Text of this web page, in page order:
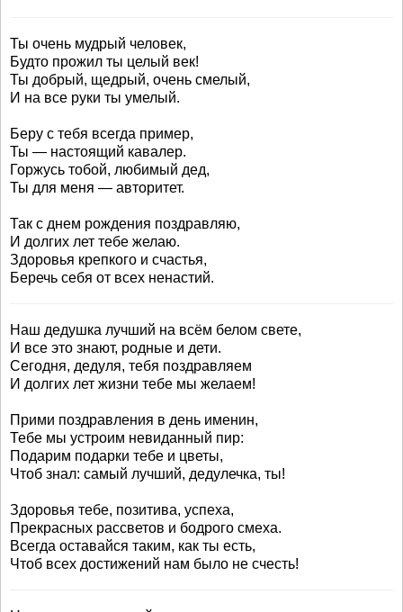
Ты очень мудрый человек,
Будто прожил ты целый век!
Ты добрый, щедрый, очень смелый,
И на все руки ты умелый.
Беру с тебя всегда пример,
Ты — настоящий кавалер.
Горжусь тобой, любимый дед,
Ты для меня — авторитет.
Так с днем рождения поздравляю,
И долгих лет тебе желаю.
Здоровья крепкого и счастья,
Беречь себя от всех ненастий.
Наш дедушка лучший на всём белом свете,
И все это знают, родные и дети.
Сегодня, дедуля, тебя поздравляем
И долгих лет жизни тебе мы желаем!
Прими поздравления в день именин,
Тебе мы устроим невиданный пир:
Подарим подарки тебе и цветы,
Чтоб знал: самый лучший, дедулечка, ты!
Здоровья тебе, позитива, успеха,
Прекрасных рассветов и бодрого смеха.
Всегда оставайся таким, как ты есть,
Чтоб всех достижений нам было не счесть!